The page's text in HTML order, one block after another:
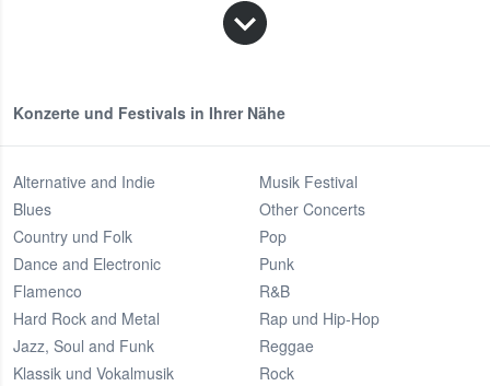
Konzerte und Festivals in Ihrer Nähe
Alternative and Indie
Blues
Country und Folk
Dance and Electronic
Flamenco
Hard Rock and Metal
Jazz, Soul and Funk
Klassik und Vokalmusik
Musik Festival
Other Concerts
Pop
Punk
R&B
Rap und Hip-Hop
Reggae
Rock